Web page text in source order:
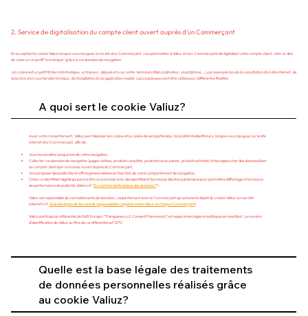
2. Service de digitalisation du compte client ouvert auprès d’un Commerçant
En acceptant le cookie Valiuz lorsque vous naviguez sur le site d’un Commerçant, vous permettez à Valiuz et aux Commerçants de digitaliser votre compte client, c’est-à-dire
de créer un un profil “numérique” grâce à vos données de navigation.
Un cookie est un petit fichier informatique, un traceur, déposé et lu sur votre terminal utilisé (ordinateur, smartphone,…) par exemple lors de la consultation d’un site internet, de
la lecture d’un courrier électronique, de l’installation d’une application mobile. Les cookies peuvent être utilisés pour différentes finalités.
A quoi sert le cookie Valiuz?
Avec votre consentement, Valiuz peut déposer son cookie et le cookie de son partenaire, la société Mediarithmics, lorsque vous naviguez sur le site
internet d’un Commerçant, afin de :
Vous reconnaître lorsque lors de votre navigation,
Collecter vos données de navigation (pages visitées, produits consultés, produits mis au panier, produits achetés) et les rapprocher des données liées
au compte client que vous avez ouvert auprès du Commerçant,
Vous proposer des publicités et offres personnalisées en fonction de votre comportement de navigation,
Créer un identifiant digital qui pourra être synchronisé avec des identifiants fournis par d’autres partenaires pour permettre l’affichage et la mesure
de performance de publicité ciblée (cf.“Qui sont les destinataires des données?”).
Valiuz est responsable de ces traitements de données, conjointement avec le Commerçant qui autorise le dépôt du cookie Valiuz sur son site
internet (cf. Grandes lignes de l’accord de responsabilité conjointe entre Valiuz et chaque Commerçant).
Valiuz participe au référentiel de l’IAB Europe (“Transparency & Consent Framework’) et respecte les règles et politiques en résultant. Le numéro
d’identification de Valiuz au titre de ce référentiel est 1270.
Quelle est la base légale des traitements
de données personnelles réalisés grâce
au cookie Valiuz?